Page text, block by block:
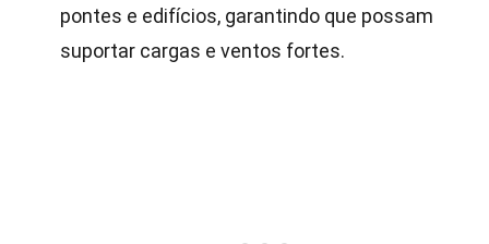
pontes e edifícios, garantindo que possam
suportar cargas e ventos fortes.